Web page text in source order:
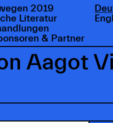
2019
Literatur
& Partner
Aagot